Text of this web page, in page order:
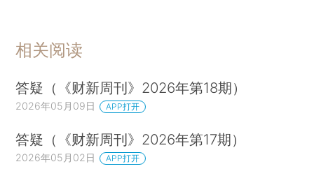
相关阅读
答疑（《财新周刊》2026年第18期）
2026年05月09日 APP打开
答疑（《财新周刊》2026年第17期）
2026年05月02日 APP打开